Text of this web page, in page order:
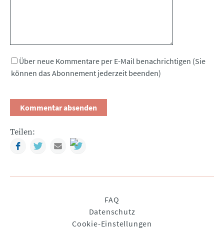
Über neue Kommentare per E-Mail benachrichtigen (Sie
können das Abonnement jederzeit beenden)
Teilen:
FacebookTwitterMail
FAQ
Datenschutz
Cookie-Einstellungen